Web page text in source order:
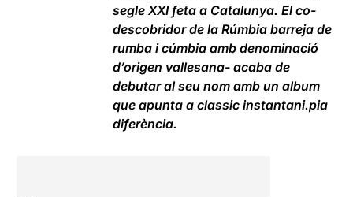
segle XXI feta a Catalunya. El co-
descobridor de la Rúmbia barreja de
rumba i cúmbia amb denominació
d’origen vallesana- acaba de
debutar al seu nom amb un album
que apunta a classic instantani.pia
diferència.